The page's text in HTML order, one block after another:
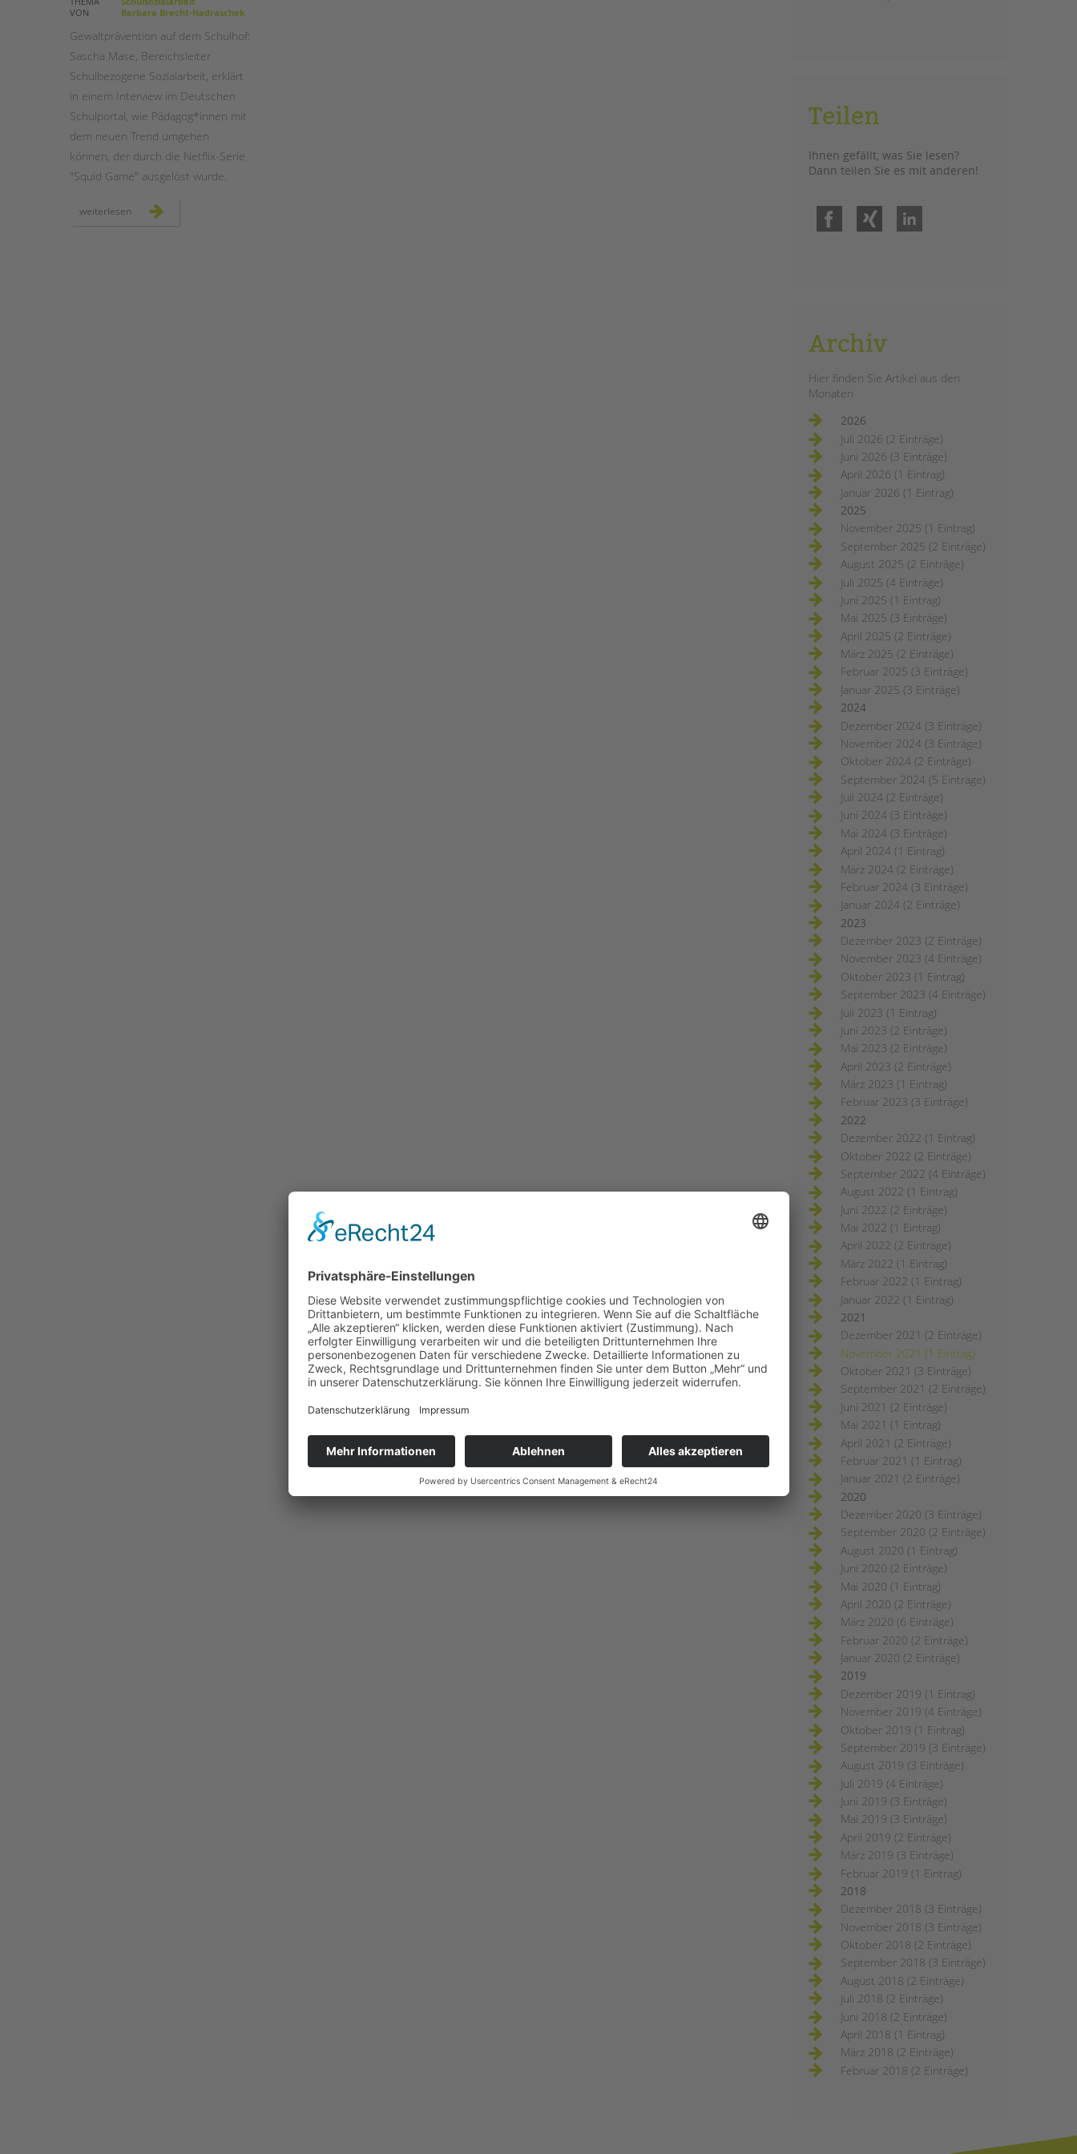
STADTTEILARBEIT
VON
Barbara Brecht-Hadraschek
Gewaltprävention auf dem Schulhof:
Sascha Mase, Bereichsleiter
Schulbezogene Sozialarbeit, erklärt
in einem Interview im Deutschen
Schulportal, wie Pädagog*innen mit
dem neuen Trend umgehen
können, der durch die Netflix-Serie
"Squid Game" ausgelöst wurde.
weiterlesen gewaltprävention:
Teilen
Ihnen gefällt, was Sie lesen?
Dann teilen Sie es mit anderen!
Facebook
Archiv
Hier finden Sie Artikel aus den
Monaten
2026
Juli 2026 (2 Einträge)
Juni 2026 (3 Einträge)
April 2026 (1 Eintrag)
Januar 2026 (1 Eintrag)
2025
November 2025 (1 Eintrag)
September 2025 (2 Einträge)
August 2025 (2 Einträge)
Juli 2025 (4 Einträge)
Juni 2025 (1 Eintrag)
Mai 2025 (3 Einträge)
April 2025 (2 Einträge)
März 2025 (2 Einträge)
Februar 2025 (3 Einträge)
Januar 2025 (3 Einträge)
2024
Dezember 2024 (3 Einträge)
November 2024 (3 Einträge)
Oktober 2024 (2 Einträge)
September 2024 (5 Einträge)
Juli 2024 (2 Einträge)
Juni 2024 (3 Einträge)
Mai 2024 (3 Einträge)
April 2024 (1 Eintrag)
März 2024 (2 Einträge)
Februar 2024 (3 Einträge)
Januar 2024 (2 Einträge)
2023
Dezember 2023 (2 Einträge)
November 2023 (4 Einträge)
Oktober 2023 (1 Eintrag)
September 2023 (4 Einträge)
Juli 2023 (1 Eintrag)
Juni 2023 (2 Einträge)
Mai 2023 (2 Einträge)
April 2023 (2 Einträge)
März 2023 (1 Eintrag)
Februar 2023 (3 Einträge)
2022
Dezember 2022 (1 Eintrag)
Oktober 2022 (2 Einträge)
September 2022 (4 Einträge)
August 2022 (1 Eintrag)
Juni 2022 (2 Einträge)
Mai 2022 (1 Eintrag)
April 2022 (2 Einträge)
März 2022 (1 Eintrag)
Februar 2022 (1 Eintrag)
Januar 2022 (1 Eintrag)
2021
Dezember 2021 (2 Einträge)
November 2021 (1 Eintrag)
Oktober 2021 (3 Einträge)
September 2021 (2 Einträge)
Juni 2021 (2 Einträge)
Mai 2021 (1 Eintrag)
April 2021 (2 Einträge)
Februar 2021 (1 Eintrag)
Januar 2021 (2 Einträge)
2020
Dezember 2020 (3 Einträge)
September 2020 (2 Einträge)
August 2020 (1 Eintrag)
Juni 2020 (2 Einträge)
Mai 2020 (1 Eintrag)
April 2020 (2 Einträge)
März 2020 (6 Einträge)
Februar 2020 (2 Einträge)
Januar 2020 (2 Einträge)
2019
Dezember 2019 (1 Eintrag)
November 2019 (4 Einträge)
Oktober 2019 (1 Eintrag)
September 2019 (3 Einträge)
August 2019 (3 Einträge)
Juli 2019 (4 Einträge)
Juni 2019 (3 Einträge)
Mai 2019 (3 Einträge)
April 2019 (2 Einträge)
März 2019 (3 Einträge)
Februar 2019 (1 Eintrag)
2018
Dezember 2018 (3 Einträge)
November 2018 (3 Einträge)
Oktober 2018 (2 Einträge)
September 2018 (3 Einträge)
August 2018 (2 Einträge)
Juli 2018 (2 Einträge)
Juni 2018 (2 Einträge)
April 2018 (1 Eintrag)
März 2018 (2 Einträge)
Februar 2018 (2 Einträge)